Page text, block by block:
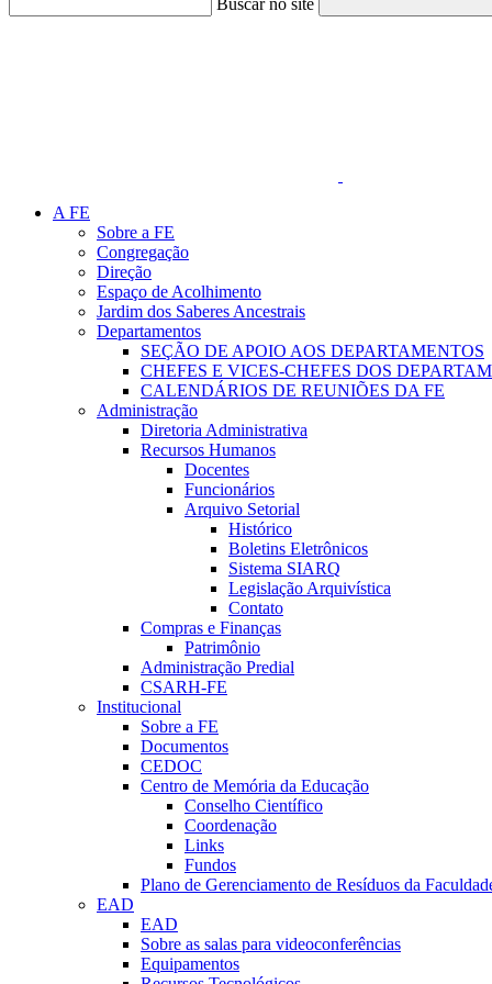
Buscar no site
A FE
Sobre a FE
Congregação
Direção
Espaço de Acolhimento
Jardim dos Saberes Ancestrais
Departamentos
SEÇÃO DE APOIO AOS DEPARTAMENTOS
CHEFES E VICES-CHEFES DOS
CALENDÁRIOS DE REUNIÕES DA FE
Administração
Diretoria Administrativa
Recursos Humanos
Docentes
Funcionários
Arquivo Setorial
Histórico
Boletins Eletrônicos
Sistema SIARQ
Legislação Arquivística
Contato
Compras e Finanças
Patrimônio
Administração Predial
CSARH-FE
Institucional
Sobre a FE
Documentos
CEDOC
Centro de Memória da Educação
Conselho Científico
Coordenação
Links
Fundos
Plano de Gerenciamento de Resíduos da
EAD
EAD
Sobre as salas para videoconferências
Equipamentos